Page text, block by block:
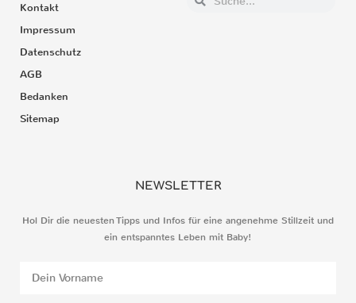
Kontakt
Impressum
Datenschutz
AGB
Bedanken
Sitemap
NEWSLETTER
Hol Dir die neuesten Tipps und Infos für eine angenehme Stillzeit und
ein entspanntes Leben mit Baby!